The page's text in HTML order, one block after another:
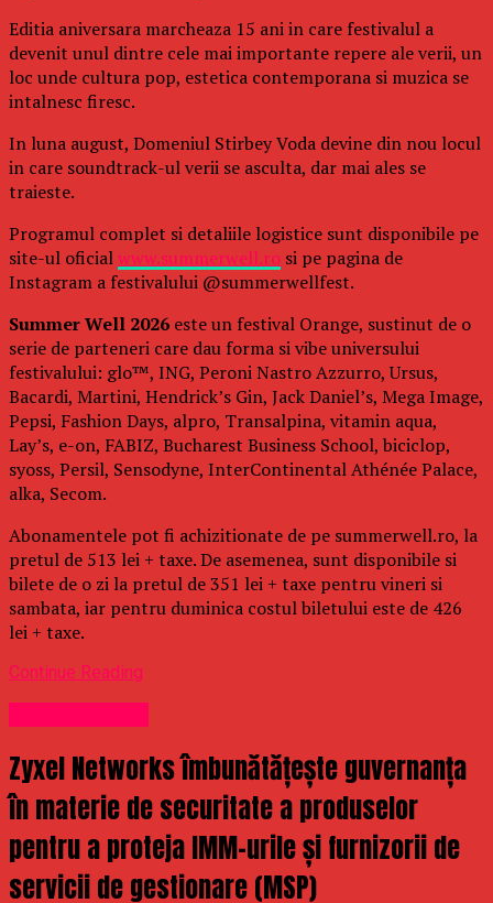
Editia aniversara marcheaza 15 ani in care festivalul a
devenit unul dintre cele mai importante repere ale verii, un
loc unde cultura pop, estetica contemporana si muzica se
intalnesc firesc.
In luna august, Domeniul Stirbey Voda devine din nou locul
in care soundtrack-ul verii se asculta, dar mai ales se
traieste.
Programul complet si detaliile logistice sunt disponibile pe
site-ul oficialwww.summerwell.ro si pe pagina de
Instagram a festivalului @summerwellfest.
Summer Well 2026 este un festival Orange, sustinut de o
serie de parteneri care dau forma si vibe universului
festivalului: glo™, ING, Peroni Nastro Azzurro, Ursus,
Bacardi, Martini, Hendrick’s Gin, Jack Daniel’s, Mega Image,
Pepsi, Fashion Days, alpro, Transalpina, vitamin aqua,
Lay’s, e-on, FABIZ, Bucharest Business School, biciclop,
syoss, Persil, Sensodyne, InterContinental Athénée Palace,
alka, Secom.
Abonamentele pot fi achizitionate de pe summerwell.ro, la
pretul de 513 lei + taxe. De asemenea, sunt disponibile si
bilete de o zi la pretul de 351 lei + taxe pentru vineri si
sambata, iar pentru duminica costul biletului este de 426
lei + taxe.
Continue Reading
Zyxel Networks îmbunătățește guvernanța
în materie de securitate a produselor
pentru a proteja IMM-urile și furnizorii de
servicii de gestionare (MSP)